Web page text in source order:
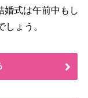
婚式は午前中もし
ょう。